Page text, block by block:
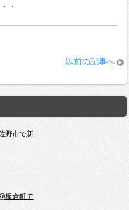
・
以前の記事へ
野市で新
板倉町で